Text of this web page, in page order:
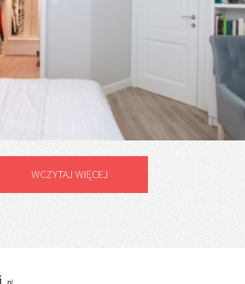
WCZYTAJ WIĘCEJ